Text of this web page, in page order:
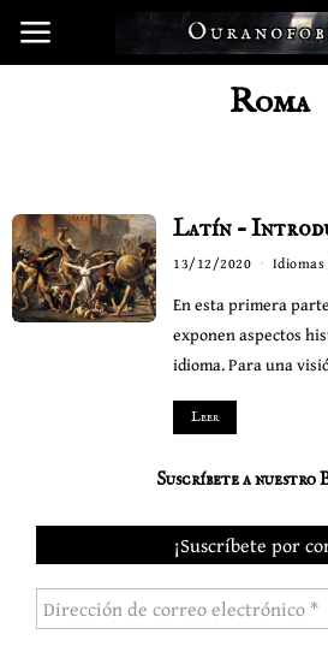
Roma
Latín –
13/12/2020 Idiomas
En esta primera
exponen aspectos
idioma. Para una
Leer
Suscríbete a nuestro